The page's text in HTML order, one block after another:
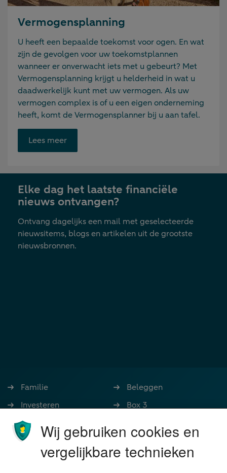
Vermogensplanning
U heeft een bepaalde toekomst voor ogen. En wat
zijn de gevolgen voor uw toekomstplannen
wanneer er onverwacht iets met u gebeurt? Met
Vermogensplanning krijgt u helderheid in wat u
daadwerkelijk kunt met uw vermogen. Als uw
vermogen complex is of u een eigen onderneming
heeft, komt de Vermogensplanner bij u aan tafel.
Lees meerOpent
link
nieuwe
tab
Elke dag het laatste financiële
nieuws ontvangen?
Ontvang dagelijks een mail met geselecteerde
nieuwsitems, blogs en artikelen uit de grootste
nieuwsbronnen.
Familie
Investeren
Ondernemen
Stoppen met werken
Wonen
Beleggen
Box 3
Nalatenschap
Schenken
Wij gebruiken cookies en
vergelijkbare technieken